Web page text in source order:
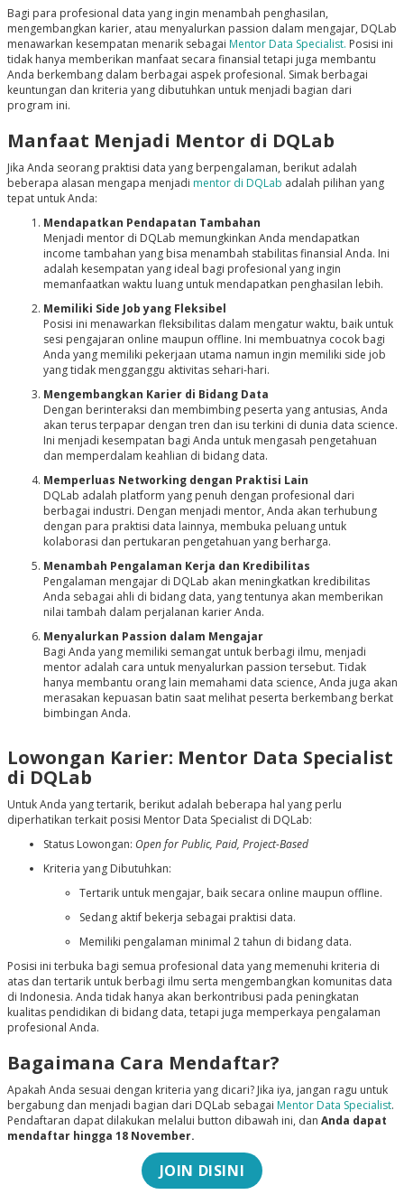
Bagi para profesional data yang ingin menambah penghasilan,
mengembangkan karier, atau menyalurkan passion dalam mengajar, DQLab
menawarkan kesempatan menarik sebagai Mentor Data Specialist. Posisi ini
tidak hanya memberikan manfaat secara finansial tetapi juga membantu
Anda berkembang dalam berbagai aspek profesional. Simak berbagai
keuntungan dan kriteria yang dibutuhkan untuk menjadi bagian dari
program ini.
Manfaat Menjadi Mentor di DQLab
Jika Anda seorang praktisi data yang berpengalaman, berikut adalah
beberapa alasan mengapa menjadi mentor di DQLab adalah pilihan yang
tepat untuk Anda:
Mendapatkan Pendapatan Tambahan
Menjadi mentor di DQLab memungkinkan Anda mendapatkan
income tambahan yang bisa menambah stabilitas finansial Anda. Ini
adalah kesempatan yang ideal bagi profesional yang ingin
memanfaatkan waktu luang untuk mendapatkan penghasilan lebih.
Memiliki Side Jobyang Fleksibel
Posisi ini menawarkan fleksibilitas dalam mengatur waktu, baik untuk
sesi pengajaran online maupun offline. Ini membuatnya cocok bagi
Anda yang memiliki pekerjaan utama namun ingin memiliki side job
yang tidak mengganggu aktivitas sehari-hari.
Mengembangkan Karier di Bidang Data
Dengan berinteraksi dan membimbing peserta yang antusias, Anda
akan terus terpapar dengan tren dan isu terkini di dunia data science.
Ini menjadi kesempatan bagi Anda untuk mengasah pengetahuan
dan memperdalam keahlian di bidang data.
Memperluas Networking dengan Praktisi Lain
DQLab adalah platform yang penuh dengan profesional dari
berbagai industri. Dengan menjadi mentor, Anda akan terhubung
dengan para praktisi data lainnya, membuka peluang untuk
kolaborasi dan pertukaran pengetahuan yang berharga.
Menambah Pengalaman Kerja dan Kredibilitas
Pengalaman mengajar di DQLab akan meningkatkan kredibilitas
Anda sebagai ahli di bidang data, yang tentunya akan memberikan
nilai tambah dalam perjalanan karier Anda.
Menyalurkan Passion dalam Mengajar
Bagi Anda yang memiliki semangat untuk berbagi ilmu, menjadi
mentor adalah cara untuk menyalurkan passion tersebut. Tidak
hanya membantu orang lain memahami data science, Anda juga akan
merasakan kepuasan batin saat melihat peserta berkembang berkat
bimbingan Anda.
Lowongan Karier: Mentor Data Specialist
di DQLab
Untuk Anda yang tertarik, berikut adalah beberapa hal yang perlu
diperhatikan terkait posisi Mentor Data Specialistdi DQLab:
Status Lowongan: Open for Public, Paid, Project-Based
Kriteria yang Dibutuhkan:
Tertarik untuk mengajar, baik secara online maupun offline.
Sedang aktif bekerja sebagai praktisi data.
Memiliki pengalaman minimal 2 tahun di bidang data.
Posisi ini terbuka bagi semua profesional data yang memenuhi kriteria di
atas dan tertarik untuk berbagi ilmu serta mengembangkan komunitas data
di Indonesia. Anda tidak hanya akan berkontribusi pada peningkatan
kualitas pendidikan di bidang data, tetapi juga memperkaya pengalaman
profesional Anda.
Bagaimana Cara Mendaftar?
Apakah Anda sesuai dengan kriteria yang dicari? Jika iya, jangan ragu untuk
bergabung dan menjadi bagian dari DQLab sebagai Mentor Data Specialist.
Pendaftaran dapat dilakukan melalui button dibawah ini, dan Anda dapat
mendaftar hingga 18 November.
JOIN DISINI